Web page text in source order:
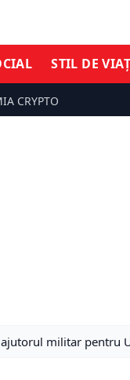
STIL DE
CRYPTO
militar pentru